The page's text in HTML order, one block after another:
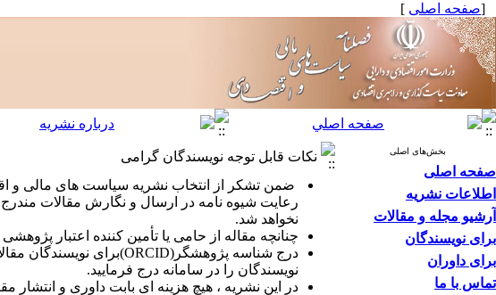
[صفحه اصلی ]
بخش‌های اصلی
صفحه اصلی
اطلاعات نشریه
آرشیو مجله و مقالات
برای نویسندگان
برای داوران
تماس با ما
نکات قابل توجه نویسندگان گرامی
ضمن تشکر از انتخاب نشریه سیاست های مالی و
رعایت شیوه نامه در ارسال و نگارش مقالات
نخواهد شد.
چنانچه مقاله از حامی یا تأمین کننده اعتبار
درج شناسه پژوهشگر(ORCID)برای نویسندگان مقالات از ابتدای سال ۱۴۰
نویسندگان را در سامانه درج فرمایید.
در این نشریه ، هیچ هزینه ای بابت داوری و